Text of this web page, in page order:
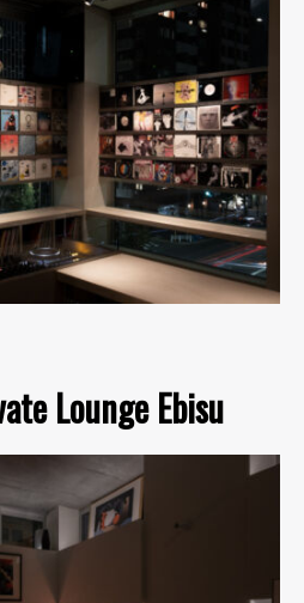
Lounge Ebisu